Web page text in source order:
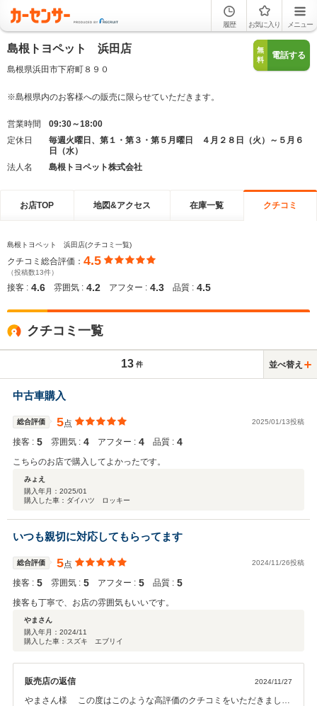
履歴 お気に入り メニュー
島根トヨペット 浜田店
島根県浜田市下府町８９０
無
料
電話する
※島根県内のお客様への販売に限らせていただきます。
営業時間
09:30～18:00
定休日
毎週火曜日、第１・第３・第５月曜日 ４月２８日（火）～５月６
日（水）
法人名
島根トヨペット株式会社
お店TOP 地図&アクセス 在庫一覧 クチコミ
島根トヨペット 浜田店(クチコミ一覧)
クチコミ総合評価： 4.5
（投稿数13件）
接客 : 4.6 雰囲気 : 4.2 アフター : 4.3 品質 : 4.5
クチコミ一覧
13 件 並べ替え
中古車購入
総合評価 5点 2025/01/13投稿
接客 : 5 雰囲気 : 4 アフター : 4 品質 : 4
こちらのお店で購入してよかったです。
みょえ
購入年月： 2025/01
購入した車：ダイハツ ロッキー
いつも親切に対応してもらってます
総合評価 5点 2024/11/26投稿
接客 : 5 雰囲気 : 5 アフター : 5 品質 : 5
接客も丁寧で、お店の雰囲気もいいです。
やまさん
購入年月： 2024/11
購入した車：スズキ エブリイ
販売店の返信 2024/11/27
やまさん様 この度はこのような高評価のクチコミをいただきまして